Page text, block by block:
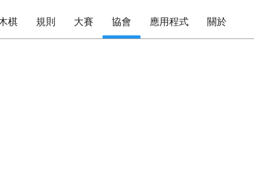
棋 規則 大賽 協會 應用程式 關於